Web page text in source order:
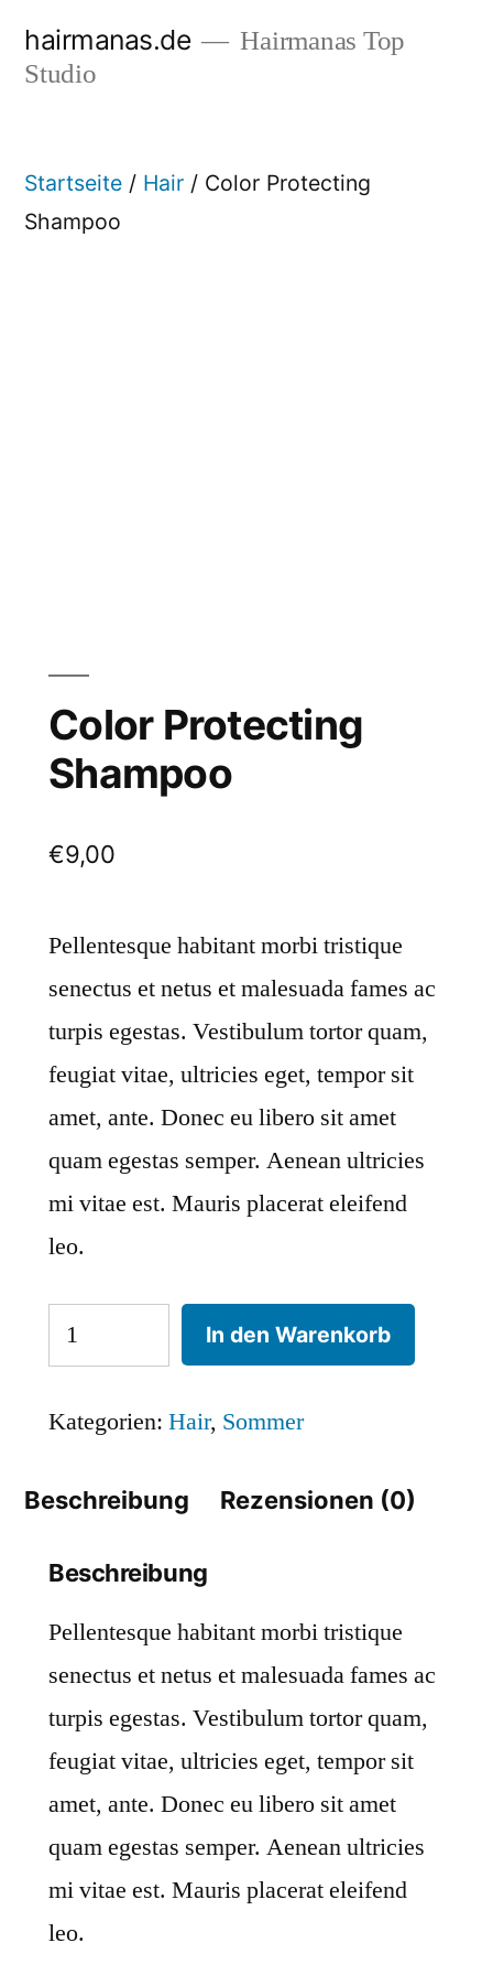
Inhalt
hairmanas.de
Hairmanas Top
Studio
Startseite / Hair / Color Protecting
Shampoo
Color Protecting
Shampoo
€9,00
Pellentesque habitant morbi tristique
senectus et netus et malesuada fames ac
turpis egestas. Vestibulum tortor quam,
feugiat vitae, ultricies eget, tempor sit
amet, ante. Donec eu libero sit amet
quam egestas semper. Aenean ultricies
mi vitae est. Mauris placerat eleifend
leo.
Color
Protecting
Shampoo
In den Warenkorb
Kategorien: Hair, Sommer
Beschreibung Rezensionen (0)
Beschreibung
Pellentesque habitant morbi tristique
senectus et netus et malesuada fames ac
turpis egestas. Vestibulum tortor quam,
feugiat vitae, ultricies eget, tempor sit
amet, ante. Donec eu libero sit amet
quam egestas semper. Aenean ultricies
mi vitae est. Mauris placerat eleifend
leo.